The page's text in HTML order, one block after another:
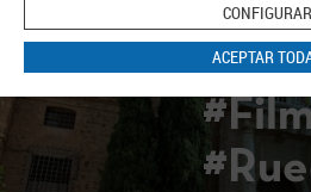
CONFIGURAR
ACEPTAR